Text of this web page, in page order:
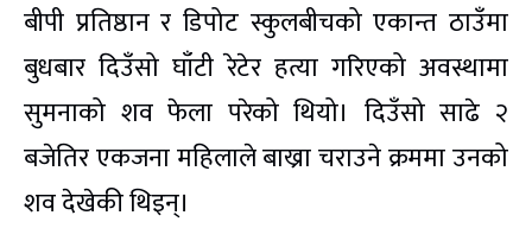
बीपी प्रतिष्ठान र डिपोट स्कुलबीचको एकान्त ठाउँमा
बुधबार दिउँसो घाँटी रेटेर हत्या गरिएको अवस्थामा
सुमनाको शव फेला परेको थियो। दिउँसो साढे २
बजेतिर एकजना महिलाले बाख्रा चराउने क्रममा उनको
शव देखेकी थिइन्।